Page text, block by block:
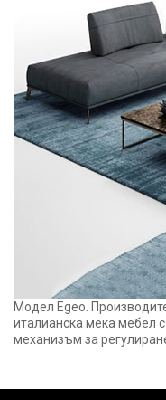
Модел Egeo.
италианска мека мебел
механизъм за